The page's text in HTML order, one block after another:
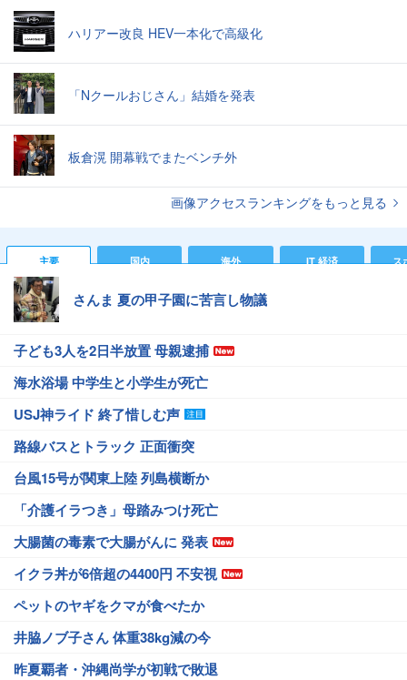
ハリアー改良 HEV一本化で高級化
「Nクールおじさん」結婚を発表
板倉滉 開幕戦でまたベンチ外
画像アクセスランキングをもっと見る
主要 国内 海外 IT 経済 ス
さんま 夏の甲子園に苦言し物議
子ども3人を2日半放置 母親逮捕
海水浴場 中学生と小学生が死亡
USJ神ライド 終了惜しむ声
路線バスとトラック 正面衝突
台風15号が関東上陸 列島横断か
「介護イラつき」母踏みつけ死亡
大腸菌の毒素で大腸がんに 発表
イクラ丼が6倍超の4400円 不安視
ペットのヤギをクマが食べたか
井脇ノブ子さん 体重38kg減の今
昨夏覇者・沖縄尚学が初戦で敗退